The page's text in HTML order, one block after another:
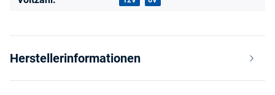
Herstellerinformationen